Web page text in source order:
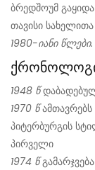
ბრედშოუმ
თავისი
1980-იანი წლები.
1948 წ
1970 წამთავრებს
პიტერბურგის
პირველი
1974 წგამარჯვება